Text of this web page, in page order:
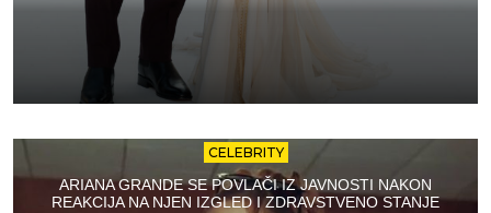
CELEBRITY
ARIANA GRANDE SE POVLAČI IZ JAVNOSTI NAKON
REAKCIJA NA NJEN IZGLED I ZDRAVSTVENO STANJE